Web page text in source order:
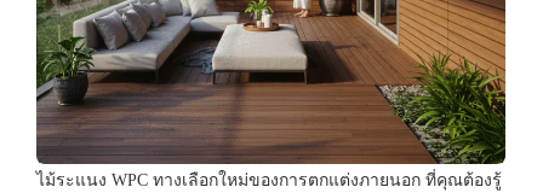
ไม้ระแนง WPC ทางเลือกใหม่ของการตกแต่งภายนอก ที่คุณต้องรู้